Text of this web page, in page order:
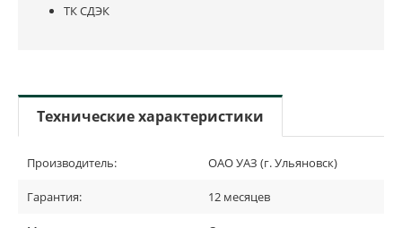
ТК СДЭК
Технические характеристики
Производитель: ОАО УАЗ (г. Ульяновск)
Гарантия: 12 месяцев